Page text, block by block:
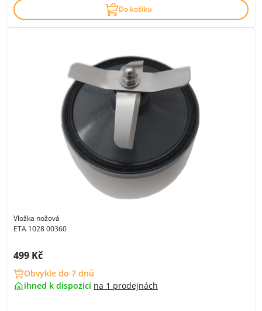
Do košíku
Vložka nožová
ETA 1028 00360
Cena s DPH:
499 Kč
Obvykle do 7 dnů
ihned k dispozici na 1 prodejnách